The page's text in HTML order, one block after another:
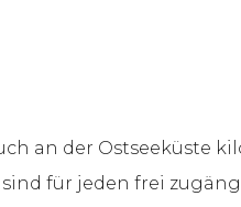
an der Ostseeküste
für jeden frei